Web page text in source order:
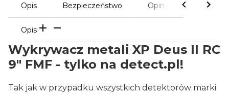
Opis Bezpieczeństwo Opinie
Opis
Wykrywacz metali XP Deus II RC
9" FMF - tylko na detect.pl!
Tak jak w przypadku wszystkich detektorów marki